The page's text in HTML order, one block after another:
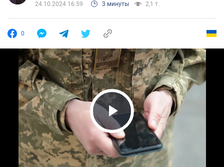
24.10.2024 16:59 3 минуты 2,1 т.
0
Play Video